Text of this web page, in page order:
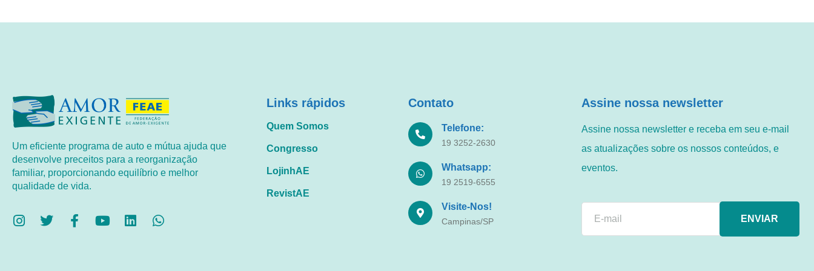
Um eficiente programa de auto e mútua ajuda que
desenvolve preceitos para a reorganização
familiar, proporcionando equilíbrio e melhor
qualidade de vida.
Links rápidos
Quem Somos
Congresso
LojinhAE
RevistAE
Contato
Telefone:
19 3252-2630
Whatsapp:
19 2519-6555
Visite-Nos!
Campinas/SP
Assine nossa newsletter
Assine nossa newsletter e receba em seu e-mail
as atualizações sobre os nossos conteúdos, e
eventos.
ENVIAR